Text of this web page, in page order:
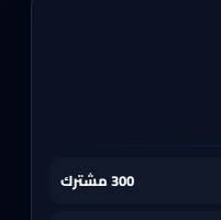
300 مشترك